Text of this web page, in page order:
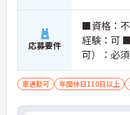
応募要件
■資格：
経験：可
可）：必須
車通勤可 年間休日110日以上